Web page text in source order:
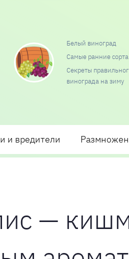
Белый виноград
Самые ранние сорта
Секреты
винограда на зиму
и вредители
—